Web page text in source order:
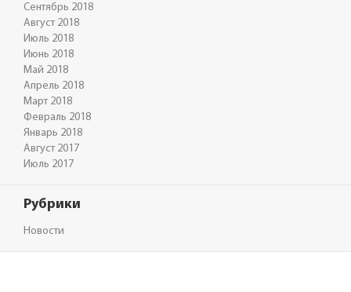
Сентябрь 2018
Август 2018
Июль 2018
Июнь 2018
Май 2018
Апрель 2018
Март 2018
Февраль 2018
Январь 2018
Август 2017
Июль 2017
Рубрики
Новости